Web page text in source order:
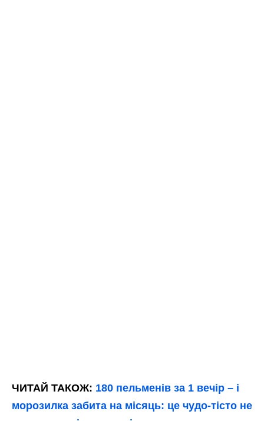
ЧИТАЙ ТАКОЖ: 180 пельменів за 1 вечір – і
морозилка забита на місяць: це чудо-тісто не